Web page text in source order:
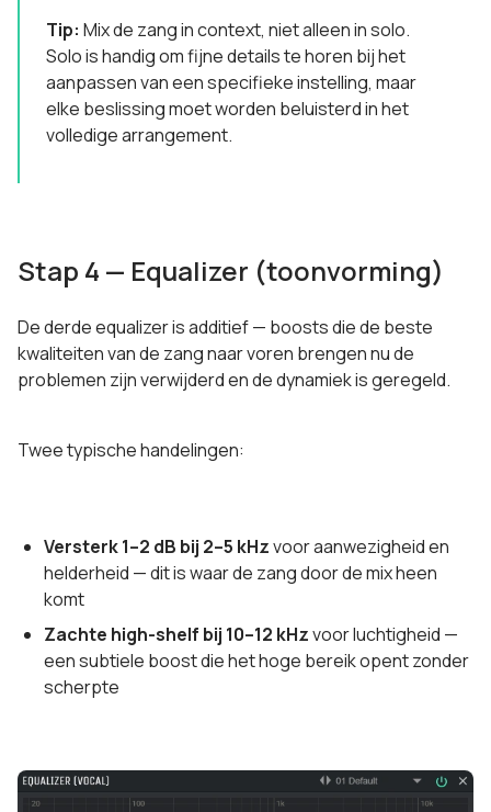
Tip: Mix de zang in context, niet alleen in solo.
Solo is handig om fijne details te horen bij het
aanpassen van een specifieke instelling, maar
elke beslissing moet worden beluisterd in het
volledige arrangement.
Stap 4 — Equalizer (toonvorming)
De derde equalizer is additief — boosts die de beste
kwaliteiten van de zang naar voren brengen nu de
problemen zijn verwijderd en de dynamiek is geregeld.
Twee typische handelingen:
Versterk 1–2 dB bij 2–5 kHzvoor aanwezigheid en
helderheid — dit is waar de zang door de mix heen
komt
Zachte high-shelf bij 10–12 kHzvoor luchtigheid —
een subtiele boost die het hoge bereik opent zonder
scherpte